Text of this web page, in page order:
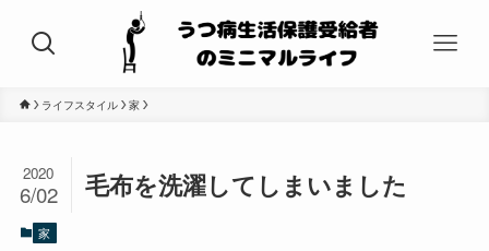
ライフスタイル 家
毛布を洗濯してしまいました
2020
6/02
家